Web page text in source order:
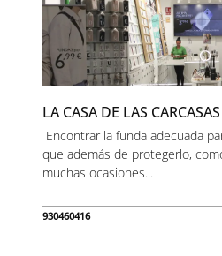
LA CASA DE LAS CARCASAS
Encontrar la funda adecuada
que además de protegerlo,
muchas ocasiones...
930460416